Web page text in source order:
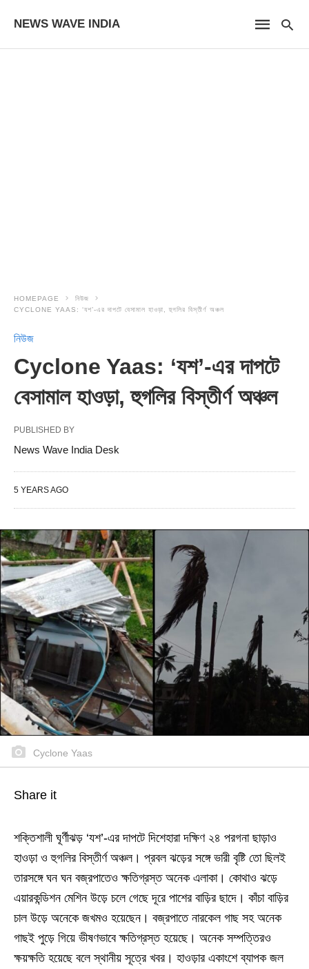
NEWS WAVE INDIA
HOMEPAGE
নিউজ
CYCLONE YAAS: ‘যশ’-এর দাপটে বেসামাল হাওড়া, হুগলির বিস্তীর্ণ অঞ্চল
নিউজ
Cyclone Yaas: ‘যশ’-এর দাপটে
বেসামাল হাওড়া, হুগলির বিস্তীর্ণ অঞ্চল
PUBLISHED BY
News Wave India Desk
5 YEARS AGO
Cyclone Yaas
Share it
শক্তিশালী ঘূর্ণীঝড় ‘যশ’-এর দাপটে দিশেহারা দক্ষিণ ২৪ পরগনা ছাড়াও
হাওড়া ও হুগলির বিস্তীর্ণ অঞ্চল। প্রবল ঝড়ের সঙ্গে ভারী বৃষ্টি তো ছিলই
তারসঙ্গে ঘন ঘন বজ্রপাতেও ক্ষতিগ্রস্ত অনেক এলাকা। কোথাও ঝড়ে
এয়ারকন্ডিশন মেশিন উড়ে চলে গেছে দূরে পাশের বাড়ির ছাদে। কাঁচা বাড়ির
চাল উড়ে অনেকে জখমও হয়েছেন। বজ্রপাতে নারকেল গাছ সহ অনেক
গাছই পুড়ে গিয়ে ভীষণভাবে ক্ষতিগ্রস্ত হয়েছে। অনেক সম্পত্তিরও
ক্ষয়ক্ষতি হয়েছে বলে স্থানীয় সূত্রে খবর। হাওড়ার একাংশে ব্যাপক জল